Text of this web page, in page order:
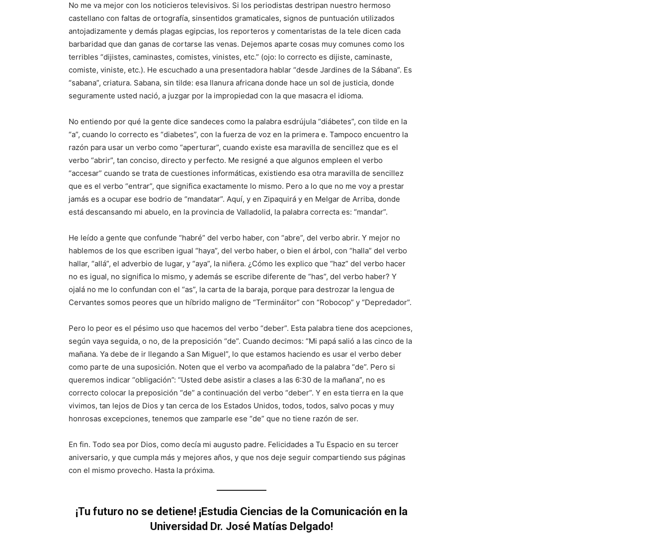
No me va mejor con los noticieros televisivos. Si los periodistas destripan nuestro hermoso
castellano con faltas de ortografía, sinsentidos gramaticales, signos de puntuación utilizados
antojadizamente y demás plagas egipcias, los reporteros y comentaristas de la tele dicen cada
barbaridad que dan ganas de cortarse las venas. Dejemos aparte cosas muy comunes como los
terribles “dijistes, caminastes, comistes, vinistes, etc.” (ojo: lo correcto es dijiste, caminaste,
comiste, viniste, etc.). He escuchado a una presentadora hablar “desde Jardines de la Sábana”. Es
“sabana”, criatura. Sabana, sin tilde: esa llanura africana donde hace un sol de justicia, donde
seguramente usted nació, a juzgar por la impropiedad con la que masacra el idioma.
No entiendo por qué la gente dice sandeces como la palabra esdrújula “diábetes”, con tilde en la
“a”, cuando lo correcto es “diabetes”, con la fuerza de voz en la primera e. Tampoco encuentro la
razón para usar un verbo como “aperturar”, cuando existe esa maravilla de sencillez que es el
verbo “abrir”, tan conciso, directo y perfecto. Me resigné a que algunos empleen el verbo
“accesar” cuando se trata de cuestiones informáticas, existiendo esa otra maravilla de sencillez
que es el verbo “entrar”, que significa exactamente lo mismo. Pero a lo que no me voy a prestar
jamás es a ocupar ese bodrio de “mandatar”. Aquí, y en Zipaquirá y en Melgar de Arriba, donde
está descansando mi abuelo, en la provincia de Valladolid, la palabra correcta es: “mandar”.
He leído a gente que confunde “habré” del verbo haber, con “abre”, del verbo abrir. Y mejor no
hablemos de los que escriben igual “haya”, del verbo haber, o bien el árbol, con “halla” del verbo
hallar, “allá”, el adverbio de lugar, y “aya”, la niñera. ¿Cómo les explico que “haz” del verbo hacer
no es igual, no significa lo mismo, y además se escribe diferente de “has”, del verbo haber? Y
ojalá no me lo confundan con el “as”, la carta de la baraja, porque para destrozar la lengua de
Cervantes somos peores que un híbrido maligno de “Termináitor” con “Robocop” y “Depredador”.
Pero lo peor es el pésimo uso que hacemos del verbo “deber”. Esta palabra tiene dos acepciones,
según vaya seguida, o no, de la preposición “de”. Cuando decimos: “Mi papá salió a las cinco de la
mañana. Ya debe de ir llegando a San Miguel”, lo que estamos haciendo es usar el verbo deber
como parte de una suposición. Noten que el verbo va acompañado de la palabra “de”. Pero si
queremos indicar “obligación”: “Usted debe asistir a clases a las 6:30 de la mañana”, no es
correcto colocar la preposición “de” a continuación del verbo “deber”. Y en esta tierra en la que
vivimos, tan lejos de Dios y tan cerca de los Estados Unidos, todos, todos, salvo pocas y muy
honrosas excepciones, tenemos que zamparle ese “de” que no tiene razón de ser.
En fin. Todo sea por Dios, como decía mi augusto padre. Felicidades a Tu Espacio en su tercer
aniversario, y que cumpla más y mejores años, y que nos deje seguir compartiendo sus páginas
con el mismo provecho. Hasta la próxima.
¡Tu futuro no se detiene! ¡Estudia Ciencias de la Comunicación en la
Universidad Dr. José Matías Delgado!